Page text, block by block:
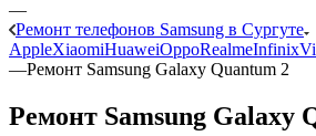
—
Ремонт телефонов Samsung в Сургуте
AppleXiaomiHuaweiOppoRealmeInfinix
—Ремонт Samsung Galaxy Quantum 2
Ремонт Samsung Galaxy